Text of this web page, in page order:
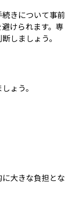
きについて事前
けられます。専
しましょう。
ょう。
大きな負担とな